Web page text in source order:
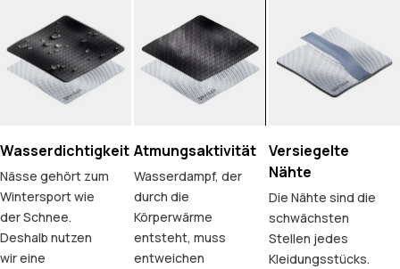
Wasserdichtigkeit
Nässe gehört zum
Wintersport wie
der Schnee.
Deshalb nutzen
wir eine
Atmungsaktivität
Wasserdampf, der
durch die
Körperwärme
entsteht, muss
entweichen
Versiegelte
Nähte
Die Nähte sind die
schwächsten
Stellen jedes
Kleidungsstücks.